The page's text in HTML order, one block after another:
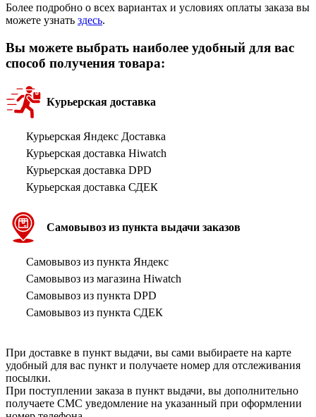
Более подробно о всех вариантах и условиях оплаты заказа вы
можете узнать здесь.
Вы можете выбрать наиболее удобный для вас
способ получения товара:
Курьерская доставка
Курьерская Яндекс Доставка
Курьерская доставка Hiwatch
Курьерская доставка DPD
Курьерская доставка СДЕК
Самовывоз из пункта выдачи заказов
Самовывоз из пункта Яндекс
Самовывоз из магазина Hiwatch
Самовывоз из пункта DPD
Самовывоз из пункта СДЕК
При доставке в пункт выдачи, вы сами выбираете на карте
удобный для вас пункт и получаете номер для отслеживания
посылки.
При поступлении заказа в пункт выдачи, вы дополнительно
получаете СМС уведомление на указанный при оформлении